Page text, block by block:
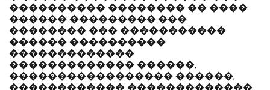
���������� �������� �� ����
������ ���������.���
�������� ��� �����������
������ ����������
�������������
������������� ������,
����������������� ������,
������������ �������������